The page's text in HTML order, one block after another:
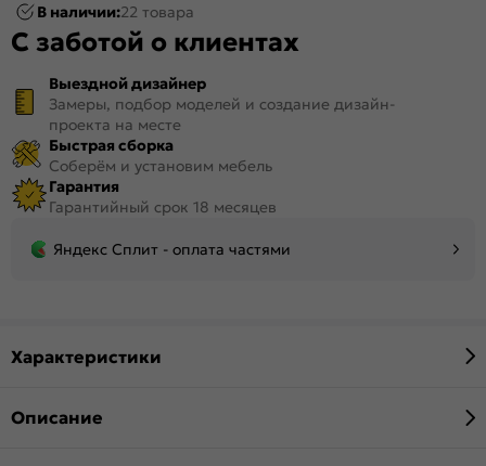
В наличии:22 товара
С заботой о клиентах
Выездной дизайнер
Замеры, подбор моделей и создание дизайн-
проекта на месте
Быстрая сборка
Соберём и установим мебель
Гарантия
Гарантийный срок 18 месяцев
Яндекс Сплит - оплата частями
Характеристики
Описание